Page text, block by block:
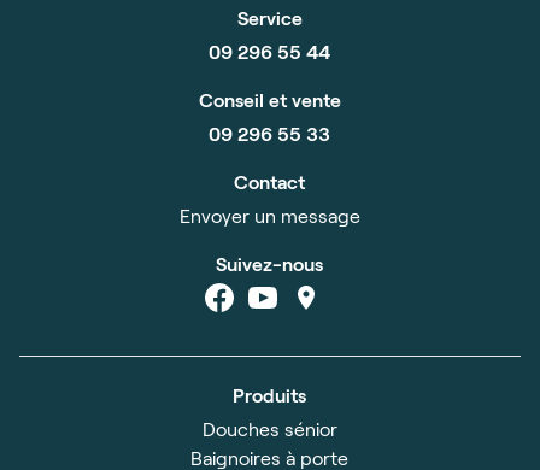
Service
09 296 55 44
Conseil et vente
09 296 55 33
Contact
Envoyer un message
Suivez-nous
Produits
Douches sénior
Baignoires à porte